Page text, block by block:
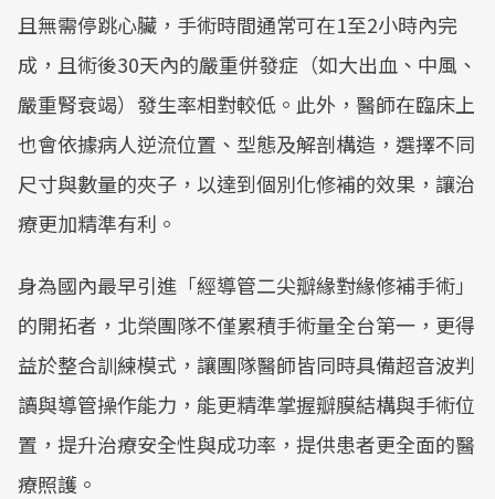
且無需停跳心臟，手術時間通常可在1至2小時內完
成，且術後30天內的嚴重併發症（如大出血、中風、
嚴重腎衰竭）發生率相對較低。此外，醫師在臨床上
也會依據病人逆流位置、型態及解剖構造，選擇不同
尺寸與數量的夾子，以達到個別化修補的效果，讓治
療更加精準有利。
身為國內最早引進「經導管二尖瓣緣對緣修補手術」
的開拓者，北榮團隊不僅累積手術量全台第一，更得
益於整合訓練模式，讓團隊醫師皆同時具備超音波判
讀與導管操作能力，能更精準掌握瓣膜結構與手術位
置，提升治療安全性與成功率，提供患者更全面的醫
療照護。